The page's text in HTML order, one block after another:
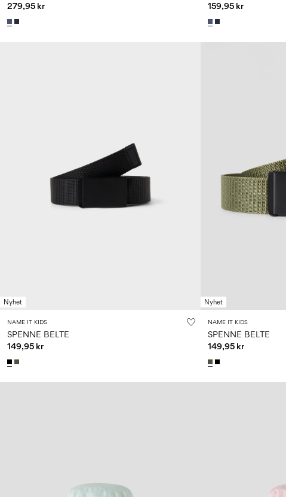
279,95 kr
159,95 kr
Nyhet
NAME IT KIDS
SPENNE BELTE
149,95 kr
Nyhet
NAME IT KIDS
SPENNE BELTE
149,95 kr